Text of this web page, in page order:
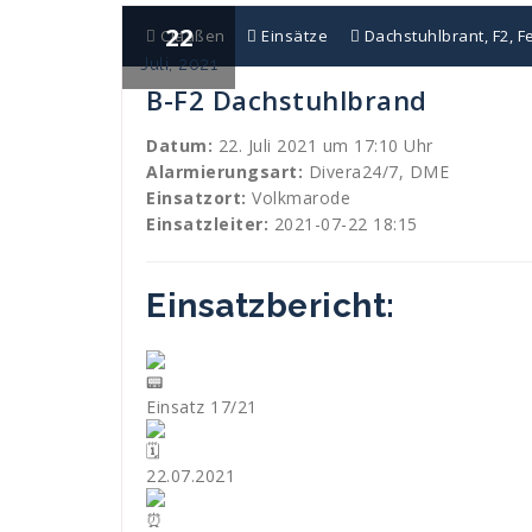
22
Juli, 2021
Claaßen Einsätze Dachstuhlbrant, F2,
B-F2 Dachstuhlbrand
Datum: 22. Juli 2021 um 17:10 Uhr
Alarmierungsart: Divera24/7, DME
Einsatzort: Volkmarode
Einsatzleiter: 2021-07-22 18:15
Einsatzbericht:
Einsatz 17/21
22.07.2021